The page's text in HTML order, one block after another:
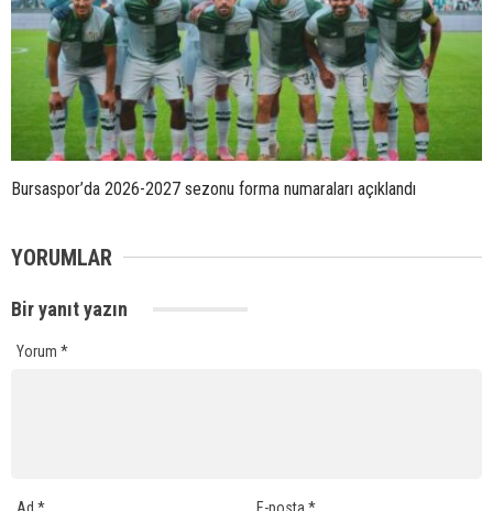
Bursaspor’da 2026-2027 sezonu forma numaraları açıklandı
YORUMLAR
Bir yanıt yazın
Yorum *